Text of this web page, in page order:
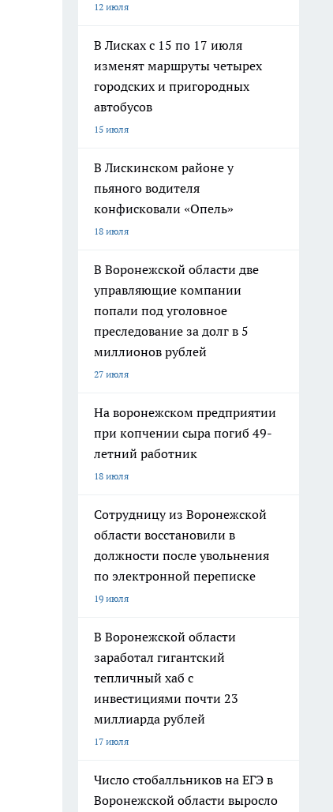
12 июля
В Лисках с 15 по 17 июля
изменят маршруты четырех
городских и пригородных
автобусов
15 июля
В Лискинском районе у
пьяного водителя
конфисковали «Опель»
18 июля
В Воронежской области две
управляющие компании
попали под уголовное
преследование за долг в 5
миллионов рублей
27 июля
На воронежском предприятии
при копчении сыра погиб 49-
летний работник
18 июля
Сотрудницу из Воронежской
области восстановили в
должности после увольнения
по электронной переписке
19 июля
В Воронежской области
заработал гигантский
тепличный хаб с
инвестициями почти 23
миллиарда рублей
17 июля
Число стобалльников на ЕГЭ в
Воронежской области выросло